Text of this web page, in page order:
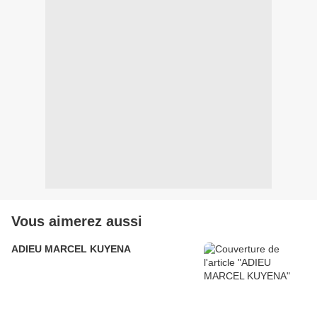
Vous aimerez aussi
ADIEU MARCEL KUYENA